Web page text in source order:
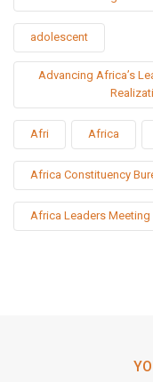
adolescent
Advancing Africa’s
Afri Africa
Africa Constituency
Africa Leaders